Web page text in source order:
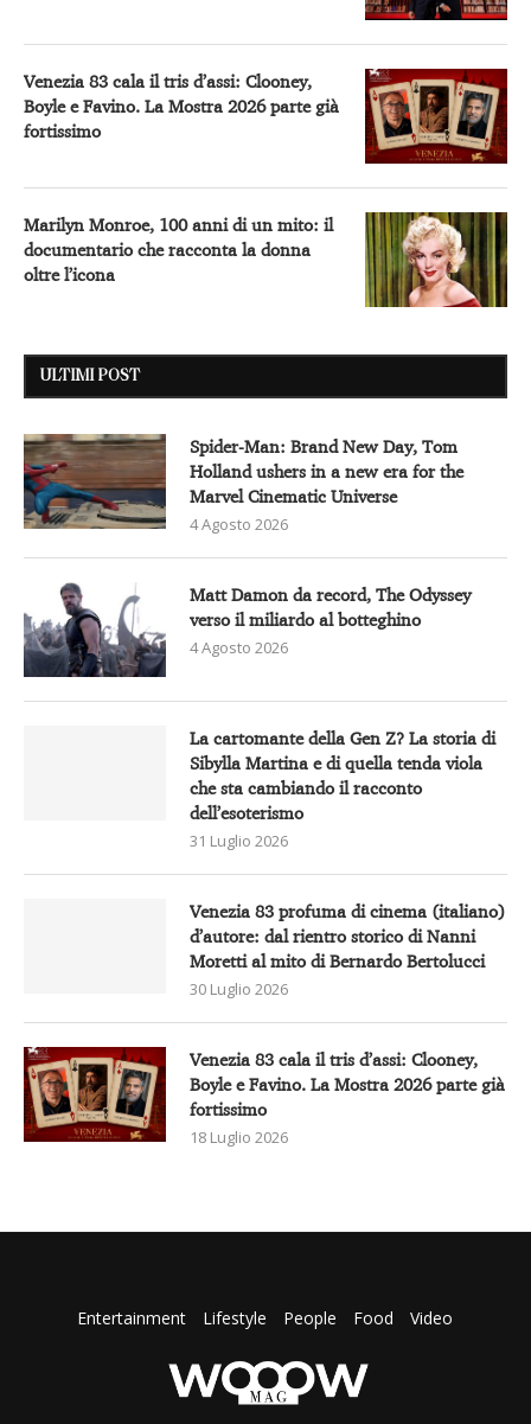
Venezia 83 cala il tris d’assi: Clooney,
Boyle e Favino. La Mostra 2026 parte già
fortissimo
Marilyn Monroe, 100 anni di un mito: il
documentario che racconta la donna
oltre l’icona
ULTIMI POST
Spider-Man: Brand New Day, Tom
Holland ushers in a new era for the
Marvel Cinematic Universe
4 Agosto 2026
Matt Damon da record, The Odyssey
verso il miliardo al botteghino
4 Agosto 2026
La cartomante della Gen Z? La storia di
Sibylla Martina e di quella tenda viola
che sta cambiando il racconto
dell’esoterismo
31 Luglio 2026
Venezia 83 profuma di cinema (italiano)
d’autore: dal rientro storico di Nanni
Moretti al mito di Bernardo Bertolucci
30 Luglio 2026
Venezia 83 cala il tris d’assi: Clooney,
Boyle e Favino. La Mostra 2026 parte già
fortissimo
18 Luglio 2026
Entertainment Lifestyle People Food Video